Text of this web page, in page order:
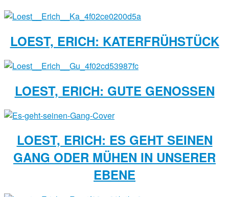
LOEST, ERICH: KATERFRÜHSTÜCK
LOEST, ERICH: GUTE GENOSSEN
LOEST, ERICH: ES GEHT SEINEN
GANG ODER MÜHEN IN UNSERER
EBENE